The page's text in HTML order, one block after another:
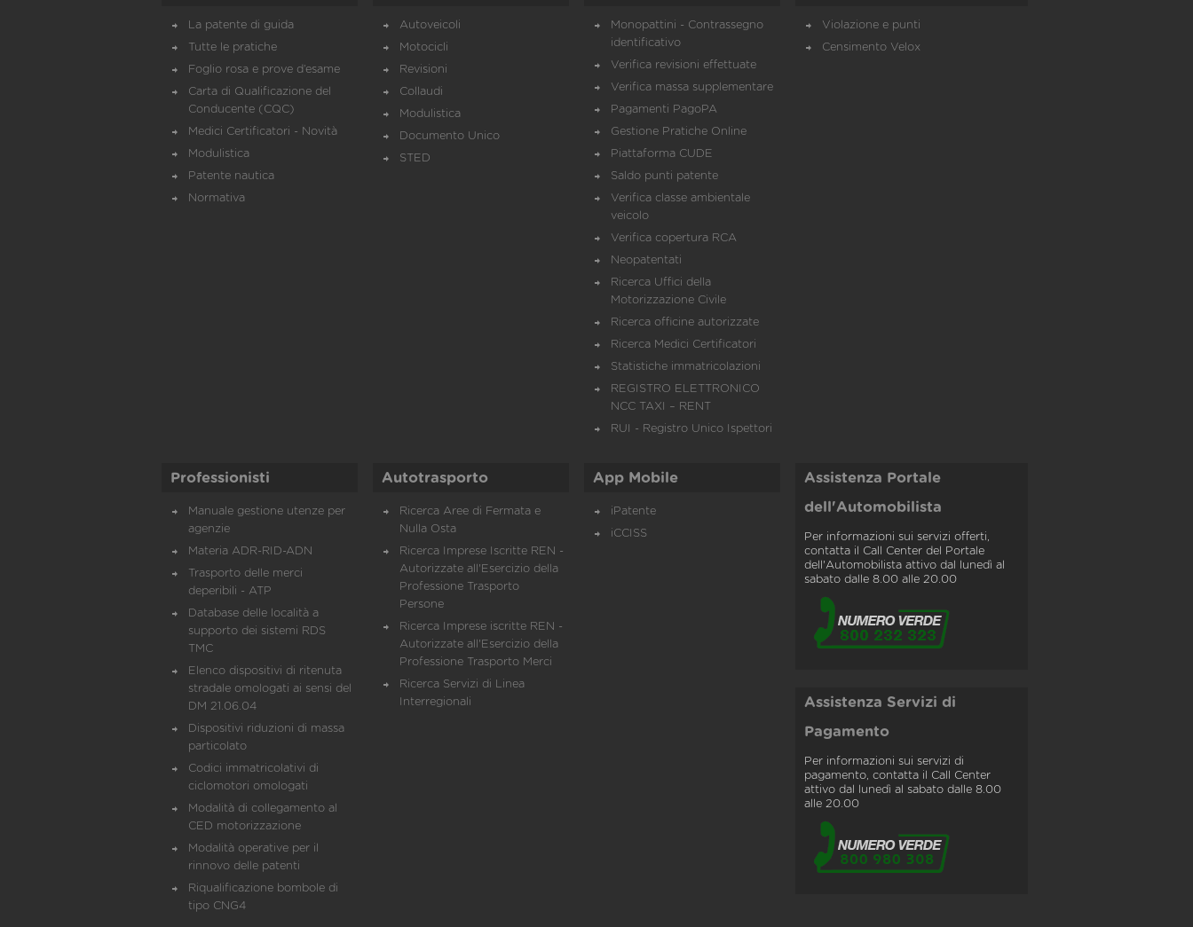
La patente di guida
Tutte le pratiche
Foglio rosa e prove d’esame
Carta di Qualificazione del
Conducente (CQC)
Medici Certificatori - Novità
Modulistica
Patente nautica
Normativa
Autoveicoli
Motocicli
Revisioni
Collaudi
Modulistica
Documento Unico
STED
Monopattini - Contrassegno
identificativo
Verifica revisioni effettuate
Verifica massa supplementare
Pagamenti PagoPA
Gestione Pratiche Online
Piattaforma CUDE
Saldo punti patente
Verifica classe ambientale
veicolo
Verifica copertura RCA
Neopatentati
Ricerca Uffici della
Motorizzazione Civile
Ricerca officine autorizzate
Ricerca Medici Certificatori
Statistiche immatricolazioni
REGISTRO ELETTRONICO
NCC TAXI – RENT
RUI - Registro Unico Ispettori
Violazione e punti
Censimento Velox
Professionisti
Manuale gestione utenze per
agenzie
Materia ADR-RID-ADN
Trasporto delle merci
deperibili - ATP
Database delle località a
supporto dei sistemi RDS
TMC
Elenco dispositivi di ritenuta
stradale omologati ai sensi del
DM 21.06.04
Dispositivi riduzioni di massa
particolato
Codici immatricolativi di
ciclomotori omologati
Modalità di collegamento al
CED motorizzazione
Modalità operative per il
rinnovo delle patenti
Riqualificazione bombole di
tipo CNG4
Autotrasporto
Ricerca Aree di Fermata e
Nulla Osta
Ricerca Imprese Iscritte REN -
Autorizzate all'Esercizio della
Professione Trasporto
Persone
Ricerca Imprese iscritte REN -
Autorizzate all'Esercizio della
Professione Trasporto Merci
Ricerca Servizi di Linea
Interregionali
App Mobile
iPatente
iCCISS
Assistenza Portale
dell'Automobilista
Per informazioni sui servizi offerti,
contatta il Call Center del Portale
dell'Automobilista attivo dal lunedì al
sabato dalle 8.00 alle 20.00
Assistenza Servizi di
Pagamento
Per informazioni sui servizi di
pagamento, contatta il Call Center
attivo dal lunedì al sabato dalle 8.00
alle 20.00